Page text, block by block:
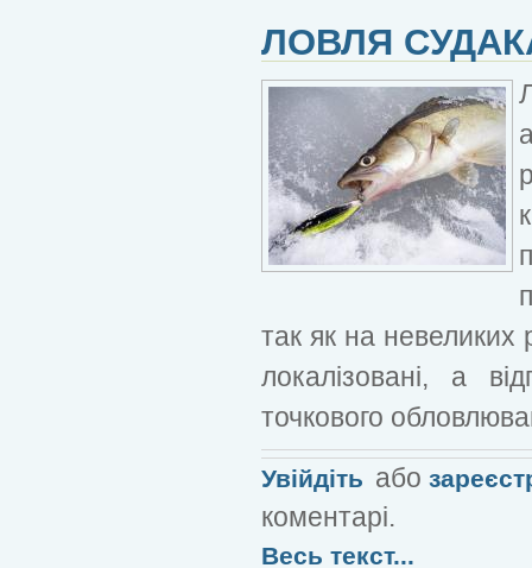
ЛОВЛЯ
так як на невеликих
локалізовані, а
точкового
Увійдіть або
коментарі.
Весь текст...